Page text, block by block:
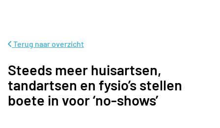
Terug naar overzicht
Steeds meer huisartsen,
tandartsen en fysio’s stellen
boete in voor ‘no-shows’